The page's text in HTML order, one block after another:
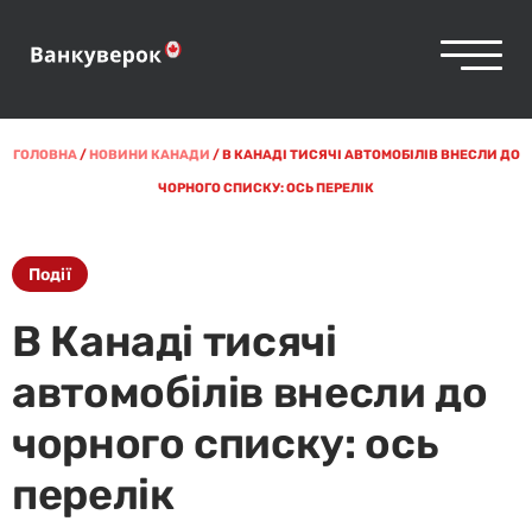
ГОЛОВНА/НОВИНИ КАНАДИ /В КАНАДІ ТИСЯЧІ АВТОМОБІЛІВ ВНЕСЛИ ДО
ЧОРНОГО СПИСКУ: ОСЬ ПЕРЕЛІК
Події
В Канаді тисячі
автомобілів внесли до
чорного списку: ось
перелік